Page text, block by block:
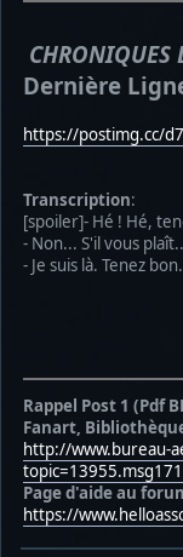
Dernière
https://postimg.cc/
Transcription:
[spoiler]- Hé ! Hé,
- Non... S'il vous
- Je suis là. Tenez
Rappel Post 1 (Pdf
Fanart,
http://www.bureau-
Page d'aide au
https://